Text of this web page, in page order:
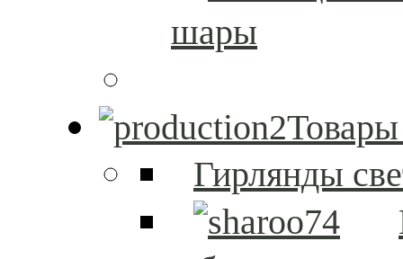
шары
Гирлянды